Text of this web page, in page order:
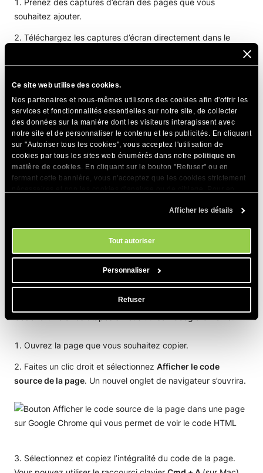
Ce site web utilise des cookies.
Nos partenaires et nous-mêmes utilisons des cookies afin d'offrir les
services et fonctionnalités essentielles sur notre site, de collecter
des données sur la manière dont les visiteurs interagissent avec
notre site et de personnaliser le contenu et les publicités. En cliquant
sur "Autoriser tous les cookies", vous acceptez l'utilisation de
cookies par tous les sites web énumérés dans notre politique en
matière de cookies. En cliquant sur le bouton "Refuser" ou en
fermant cette bannière, vous n'acceptez que les cookies strictement
. Vous pouvez gérer vos préférences
Afficher les détails
Tout autoriser
Personnaliser
Refuser
Prenez des captures d’écran des pages que vous
souhaitez ajouter.
Téléchargez les captures d’écran directement dans le
Demandez à Coderick AI de recréer ces pages en
fonction des captures d’écran.
Copier des pages à partir du code
HTML/JavaScript/CSS
Vous pouvez également copier une page en copiant son
code HTML/JavaScript/CSS et en le collant dans le chat de
Ouvrez la page que vous souhaitez copier.
Faites un clic droit et sélectionnez Afficher le code
source de la page. Un nouvel onglet de navigateur s’ouvrira.
Sélectionnez et copiez l’intégralité du code de la page.